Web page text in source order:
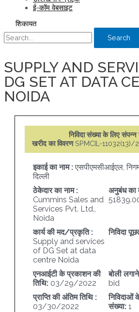
ई-कॉम वेबसाइट
शिकायत
Search
SUPPLY AND
DG SET AT DATA
NOIDA
निविदा संख्या के लिए
खरीद का विवरणSPMCIL-
इकाई का नाम :एसपीएमसीआईएल,
दिल्ली
ठेकेदार का नाम :
Cummins Sales and
Services Pvt. Ltd.,
Noida
अनुबंध का
कार्य की मद/प्रकृति :
Supply and services
of DG Set at data
centre Noida
निविदा
एनआईटी के प्रकाशन की
तिथि: 03/29/2022
बोली
bid
प्राप्ति की अंतिम तिथि :
03/30/2022
निविदाओं
संख्या: 1